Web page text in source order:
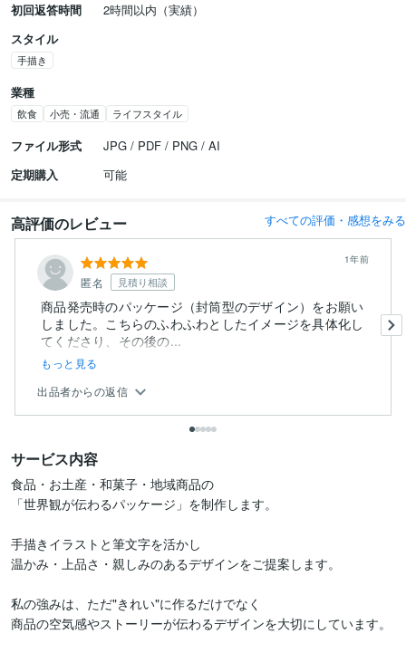
初回返答時間
2時間以内（実績）
スタイル
手描き
業種
飲食 小売・流通 ライフスタイル
ファイル形式
JPG / PDF / PNG / AI
定期購入
可能
高評価のレビュー すべての評価・感想をみる
匿名 見積り相談
1年前
商品発売時のパッケージ（封筒型のデザイン）をお願い
しました。こちらのふわふわとしたイメージを具体化し
てくださり、その後の...
もっと見る
出品者からの返信
サービス内容
食品・お土産・和菓子・地域商品の
「世界観が伝わるパッケージ」を制作します。
手描きイラストと筆文字を活かし
温かみ・上品さ・親しみのあるデザインをご提案します。
私の強みは、ただ"きれい"に作るだけでなく
商品の空気感やストーリーが伝わるデザインを大切にしています。